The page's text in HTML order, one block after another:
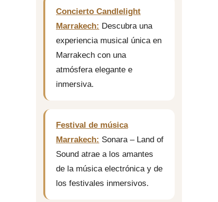
Concierto Candlelight
Marrakech: Descubra una
experiencia musical única en
Marrakech con una
atmósfera elegante e
inmersiva.
Festival de música
Marrakech: Sonara – Land of
Sound atrae a los amantes
de la música electrónica y de
los festivales inmersivos.